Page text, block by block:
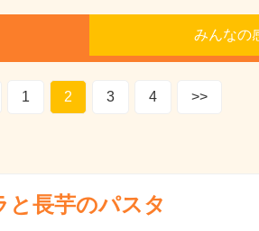
みんなの
1 2 3 4 >>
と長芋のパスタ